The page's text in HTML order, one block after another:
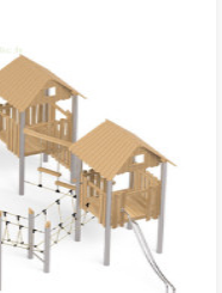
403
une structure multi-
la gamme Robinox.